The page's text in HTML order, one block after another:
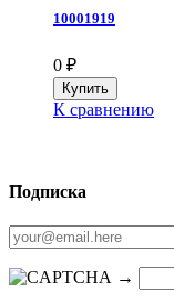
10001919
0 ₽
К сравнению
Подписка
→